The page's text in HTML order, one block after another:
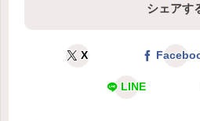
シェアす
X
LINE